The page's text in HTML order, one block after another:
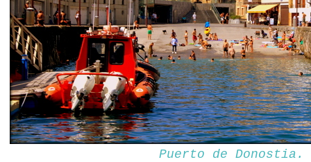
Puerto de Donostia.